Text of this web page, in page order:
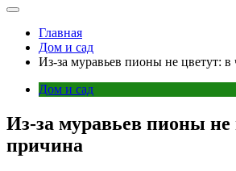
Главная
Дом и сад
Из-за муравьев пионы не цветут:
Дом и сад
Из-за муравьев пионы не
причина